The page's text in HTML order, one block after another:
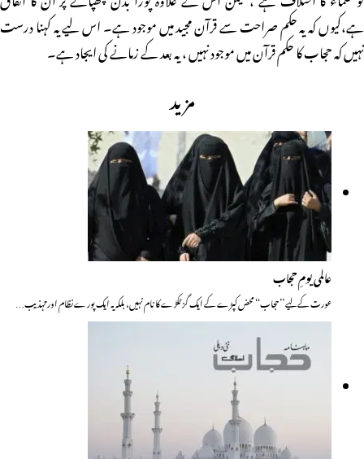
ہے،کیوں کہ یہ حکم صراحت سے قرآن مجید میں موجود ہے۔ اس لیے یہ کہنا درست
نہیں کہ حجاب کا حکم قرآن میں موجود نہیں ، یہ بعد کے زمانے کی ایجاد ہے۔
مزید
عالمی یومِ حجاب
عورت کے لیے ’’حجاب‘‘ محض کپڑے کے ایک گز ٹکڑے کا نام نہیں، بلکہ یہ ایک پورے نظام اور تہذیب…